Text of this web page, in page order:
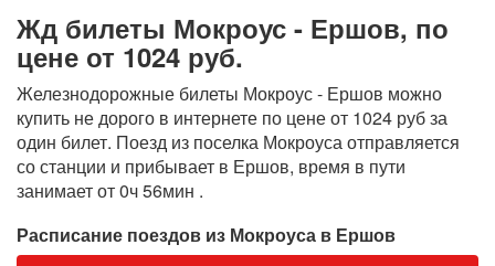
Жд билеты Мокроус - Ершов, по
цене от 1024 руб.
Железнодорожные билеты Мокроус - Ершов можно
купить не дорого в интернете по цене от 1024 руб за
один билет. Поезд из поселка Мокроуса отправляется
со станции и прибывает в Ершов, время в пути
занимает от 0ч 56мин .
Расписание поездов из Мокроуса в Ершов